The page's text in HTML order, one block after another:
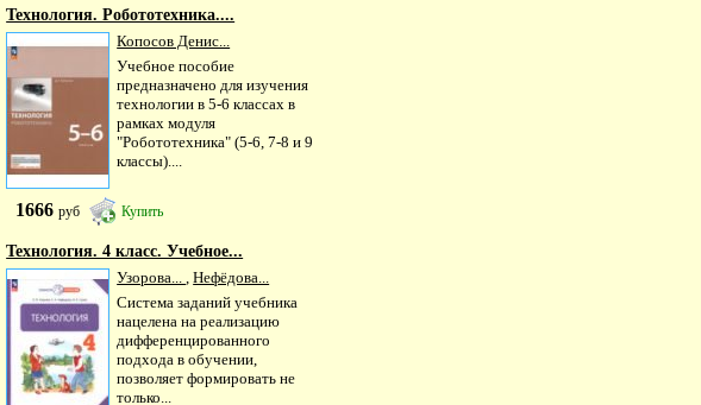
Технология. Робототехника....
Копосов Денис...
Учебное пособие
предназначено для изучения
технологии в 5-6 классах в
рамках модуля
"Робототехника" (5-6, 7-8 и 9
классы)....
1666руб Купить
Технология. 4 класс. Учебное...
Узорова...
,Нефёдова...
Система заданий учебника
нацелена на реализацию
дифференцированного
подхода в обучении,
позволяет формировать не
только...